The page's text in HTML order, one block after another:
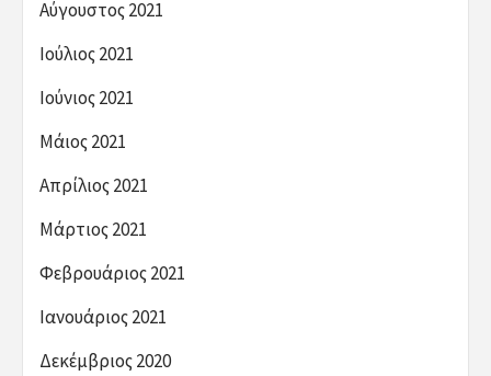
Αύγουστος 2021
Ιούλιος 2021
Ιούνιος 2021
Μάιος 2021
Απρίλιος 2021
Μάρτιος 2021
Φεβρουάριος 2021
Ιανουάριος 2021
Δεκέμβριος 2020